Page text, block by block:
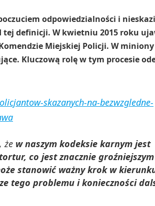
odpowiedzialności i
tej definicji. W kwietniu 2015 roku
Miejskiej Policji. W
Kluczową rolę w tym procesie
skazanych-na-bezwzgledne-
że w naszym kodeksie karnym jest
co jest znacznie groźniejszym
stanowić ważny krok w
tego problemu i konieczności